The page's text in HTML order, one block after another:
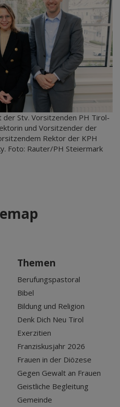
der Stv. Vorsitzenden PH Tirol-
und Vorsitzender der
Rektor der KPH
Foto: Rauter/PH Steiermark
Themen
Berufungspastoral
Bibel
Bildung und Religion
Denk Dich Neu Tirol
Exerzitien
Franziskusjahr 2026
Frauen in der Diözese
Gegen Gewalt an Frauen
Geistliche Begleitung
Gemeinde